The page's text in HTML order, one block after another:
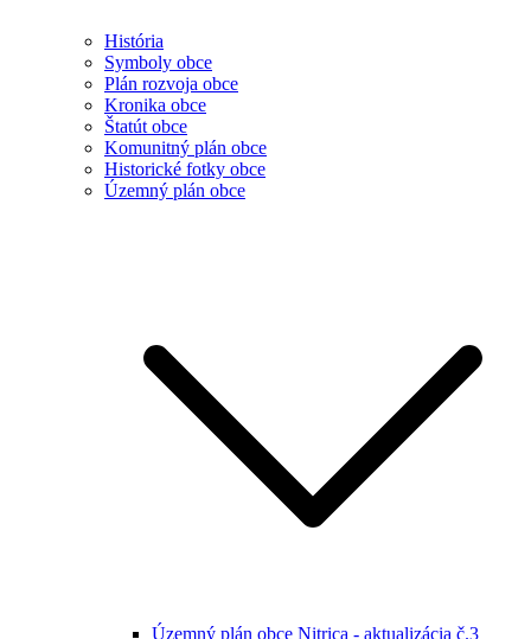
História
Symboly obce
Plán rozvoja obce
Kronika obce
Štatút obce
Komunitný plán obce
Historické fotky obce
Územný plán obce
Územný plán obce Nitrica - aktualizácia č.3